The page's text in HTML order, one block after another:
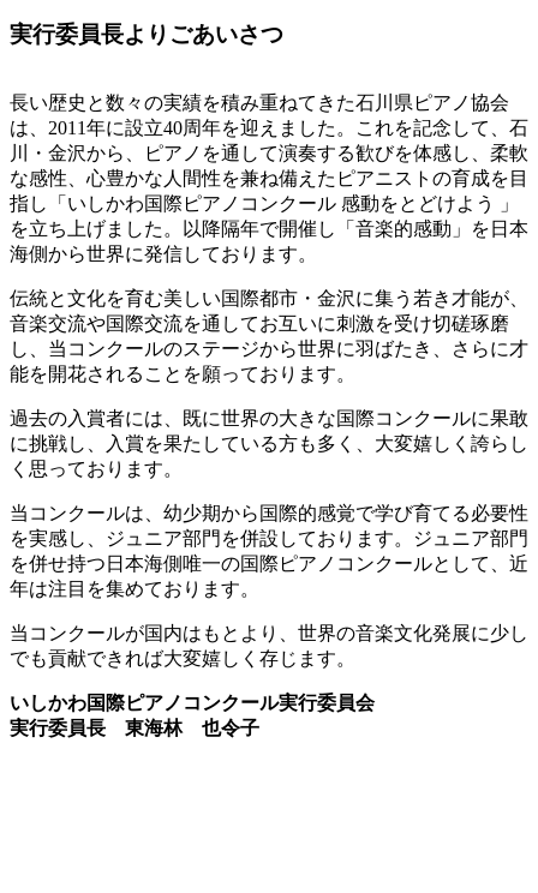
実行委員長よりごあいさつ
長い歴史と数々の実績を積み重ねてきた石川県ピアノ協会
は、2011年に設立40周年を迎えました。これを記念して、石
川・金沢から、ピアノを通して演奏する歓びを体感し、柔軟
な感性、心豊かな人間性を兼ね備えたピアニストの育成を目
指し「いしかわ国際ピアノコンクール 感動をとどけよう 」
を立ち上げました。以降隔年で開催し「音楽的感動」を日本
海側から世界に発信しております。
伝統と文化を育む美しい国際都市・金沢に集う若き才能が、
音楽交流や国際交流を通してお互いに刺激を受け切磋琢磨
し、当コンクールのステージから世界に羽ばたき、さらに才
能を開花されることを願っております。
過去の入賞者には、既に世界の大きな国際コンクールに果敢
に挑戦し、入賞を果たしている方も多く、大変嬉しく誇らし
く思っております。
当コンクールは、幼少期から国際的感覚で学び育てる必要性
を実感し、ジュニア部門を併設しております。ジュニア部門
を併せ持つ日本海側唯一の国際ピアノコンクールとして、近
年は注目を集めております。
当コンクールが国内はもとより、世界の音楽文化発展に少し
でも貢献できれば大変嬉しく存じます。
いしかわ国際ピアノコンクール実行委員会
実行委員長 東海林 也令子